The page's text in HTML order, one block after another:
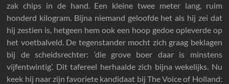
zak chips in de hand. Een kleine twee meter lang, ruim
honderd kilogram. Bijna niemand geloofde het als hij zei dat
hij zestien is, hetgeen hem ook een hoop gedoe opleverde op
het voetbalveld. De tegenstander mocht zich graag beklagen
bij de scheidsrechter: ‘die grove boer daar is minstens
vijfentwintig’. Dit tafereel herhaalde zich bijna wekelijks. Nu
keek hij naar zijn favoriete kandidaat bij The Voice of Holland: